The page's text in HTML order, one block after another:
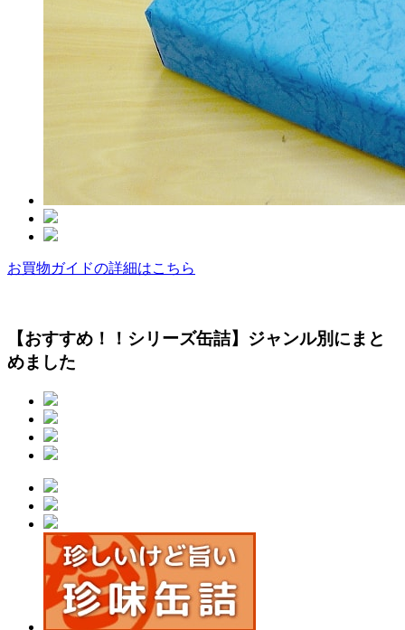
お買物ガイドの詳細はこちら
【おすすめ！！シリーズ缶詰】ジャンル別にまと
めました